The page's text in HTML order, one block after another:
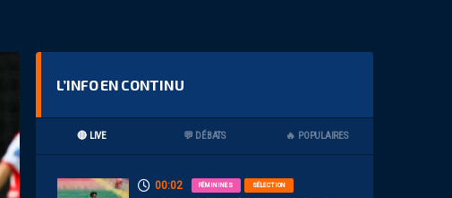
L’INFO EN CONTINU
🔴 LIVE 💬 DÉBATS 🔥 POPULAIRES
00:02 FÉMININES SÉLECTION